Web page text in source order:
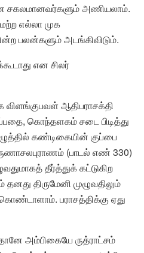
சகலமானவர்களும் அணியலாம்.
எல்லா முக
பலன்களும் அடங்கிவிடும்.
என சிலர்
ஆதிபராசக்தி
கொந்தளகம் சடை பிடித்து
கண்டிகையின் குப்பை
(பாடல் எண் 330)
தீர்த்துக் கட்டுகிற
தனது திருமேனி முழுவதிலும்
பராசத்திக்கு ஏது
அம்பிகையே ருத்ராட்சம்